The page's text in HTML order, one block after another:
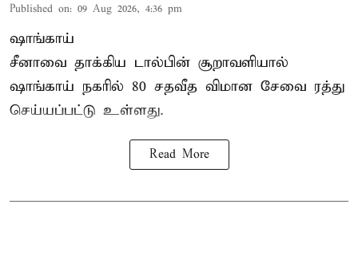
Published on: 09 Aug 2026, 4:36 pm
ஷாங்காய்
சீனாவை தாக்கிய டால்பின் சூறாவளியால்
ஷாங்காய் நகரில் 80 சதவீத விமான சேவை ரத்து
செய்யப்பட்டு உள்ளது.
Read More